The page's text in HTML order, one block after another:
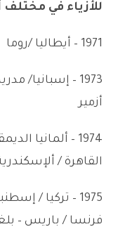
للأزياء في مختلف
1971 – أيطاليا /روما
1973 – إسبانيا/
1974 –
القاهرة /
1975 – تركيا /
فرنسا / باريس –